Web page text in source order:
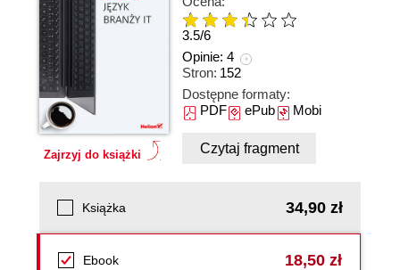
Zajrzyj do książki
3.5/6
Opinie: 4
Stron: 152
Dostępne formaty:
PDFePubMobi
Czytaj fragment
Książka 34,90 zł
Ebook 18,50 zł